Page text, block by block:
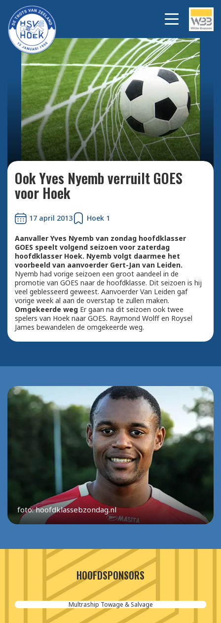
Bekijk alle foto's
Ook Yves Nyemb verruilt GOES
voor Hoek
17 april 2013 Hoek 1
Aanvaller Yves Nyemb van zondag hoofdklasser
GOES speelt volgend seizoen voor zaterdag
hoofdklasser Hoek. Nyemb volgt daarmee het
voorbeeld van aanvoerder Gert-Jan van Leiden.
Nyemb had vorige seizoen een groot aandeel in de
promotie van GOES naar de hoofdklasse. Dit seizoen is hij
veel geblesseerd geweest. Aanvoerder Van Leiden gaf
vorige week al aan de overstap te zullen maken.
Omgekeerde weg Er gaan na dit seizoen ook twee
spelers van Hoek naar GOES. Raymond Wolff en Roysel
James bewandelen de omgekeerde weg.
foto: hoofdklassebzondag.nl
HOOFDSPONSORS
Aannemersbedrijf van der Poel